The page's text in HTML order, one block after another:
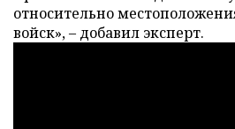
относительно
войск», – добавил эксперт.